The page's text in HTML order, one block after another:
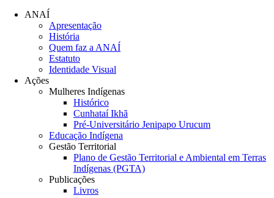
ANAÍ
Apresentação
História
Quem faz a ANAÍ
Estatuto
Identidade Visual
Ações
Mulheres Indígenas
Histórico
Cunhataí Ikhã
Pré-Universitário Jenipapo Urucum
Educação Indígena
Gestão Territorial
Plano de Gestão Territorial e Ambiental em Terras
Indígenas (PGTA)
Publicações
Livros